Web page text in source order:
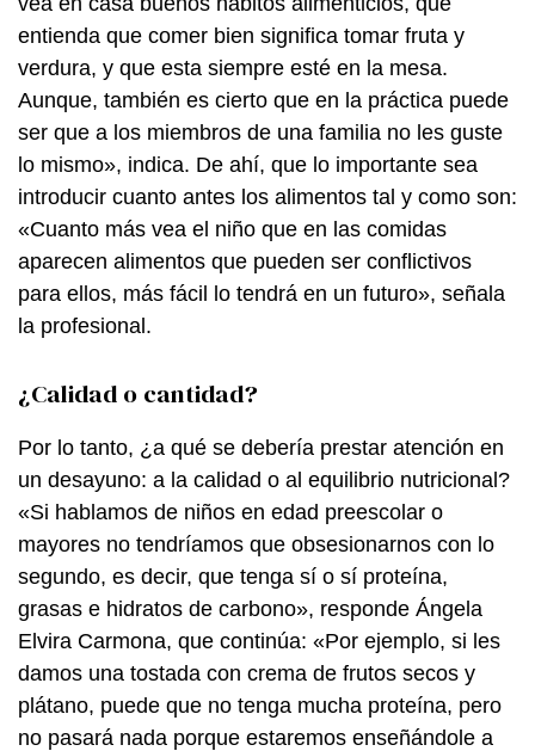
entienda que comer bien significa tomar fruta y
verdura, y que esta siempre esté en la mesa.
Aunque, también es cierto que en la práctica puede
ser que a los miembros de una familia no les guste
lo mismo», indica. De ahí, que lo importante sea
introducir cuanto antes los alimentos tal y como son:
«Cuanto más vea el niño que en las comidas
aparecen alimentos que pueden ser conflictivos
para ellos, más fácil lo tendrá en un futuro», señala
la profesional.
¿Calidad o cantidad?
Por lo tanto, ¿a qué se debería prestar atención en
un desayuno: a la calidad o al equilibrio nutricional?
«Si hablamos de niños en edad preescolar o
mayores no tendríamos que obsesionarnos con lo
segundo, es decir, que tenga sí o sí proteína,
grasas e hidratos de carbono», responde Ángela
Elvira Carmona, que continúa: «Por ejemplo, si les
damos una tostada con crema de frutos secos y
plátano, puede que no tenga mucha proteína, pero
no pasará nada porque estaremos enseñándole a